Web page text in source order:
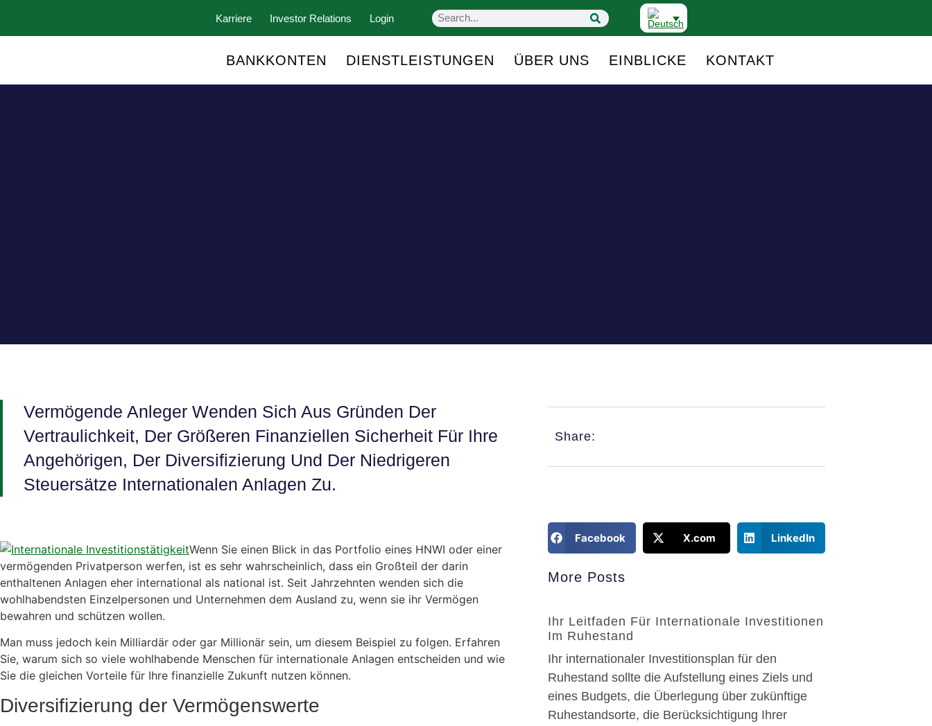
Karriere Investor Relations Login
BANKKONTEN DIENSTLEISTUNGEN ÜBER UNS EINBLICKE KONTAKT
Vermögende Anleger Wenden Sich Aus Gründen Der
Vertraulichkeit, Der Größeren Finanziellen Sicherheit Für Ihre
Angehörigen, Der Diversifizierung Und Der Niedrigeren
Steuersätze Internationalen Anlagen Zu.
Wenn Sie einen Blick in das Portfolio eines HNWI oder einer
vermögenden Privatperson werfen, ist es sehr wahrscheinlich, dass ein Großteil der darin
enthaltenen Anlagen eher international als national ist. Seit Jahrzehnten wenden sich die
wohlhabendsten Einzelpersonen und Unternehmen dem Ausland zu, wenn sie ihr Vermögen
bewahren und schützen wollen.
Man muss jedoch kein Milliardär oder gar Millionär sein, um diesem Beispiel zu folgen. Erfahren
Sie, warum sich so viele wohlhabende Menschen für internationale Anlagen entscheiden und wie
Sie die gleichen Vorteile für Ihre finanzielle Zukunft nutzen können.
Diversifizierung der Vermögenswerte
Share:
Facebook X.com LinkedIn
More Posts
Ihr Leitfaden Für Internationale Investitionen
Im Ruhestand
Ihr internationaler Investitionsplan für den
Ruhestand sollte die Aufstellung eines Ziels und
eines Budgets, die Überlegung über zukünftige
Ruhestandsorte, die Berücksichtigung Ihrer